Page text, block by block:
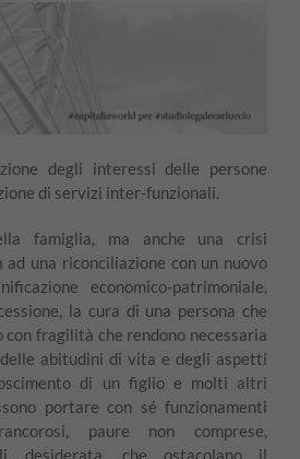
degli interessi delle persone
di servizi inter-funzionali.
famiglia, ma anche una crisi
una riconciliazione con un nuovo
economico-patrimoniale,
la cura di una persona che
con fragilità che rendono necessaria
abitudini di vita e degli aspetti
di un figlio e molti altri
portare con sé funzionamenti
paure non comprese,
desiderata, che ostacolano il